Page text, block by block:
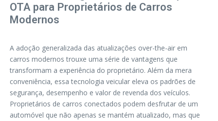
OTA para Proprietários de Carros
Modernos
A adoção generalizada das atualizações over-the-air em
carros modernos trouxe uma série de vantagens que
transformam a experiência do proprietário. Além da mera
conveniência, essa tecnologia veicular eleva os padrões de
segurança, desempenho e valor de revenda dos veículos.
Proprietários de carros conectados podem desfrutar de um
automóvel que não apenas se mantém atualizado, mas que